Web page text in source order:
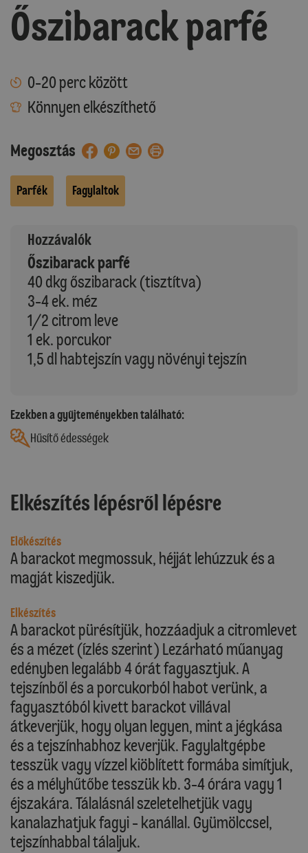
Őszibarack parfé
0-20 perc között
Könnyen elkészíthető
Megosztás
Parfék Fagylaltok
Hozzávalók
Őszibarack parfé
40 dkg őszibarack (tisztítva)
3-4 ek. méz
1/2 citrom leve
1 ek. porcukor
1,5 dl habtejszín vagy növényi tejszín
Ezekben a gyűjteményekben található:
Hűsítő édességek
Elkészítés lépésről lépésre
Előkészítés
A barackot megmossuk, héjját lehúzzuk és a
magját kiszedjük.
Elkészítés
A barackot pürésítjük, hozzáadjuk a citromlevet
és a mézet (ízlés szerint) Lezárható műanyag
edényben legalább 4 órát fagyasztjuk. A
tejszínből és a porcukorból habot verünk, a
fagyasztóból kivett barackot villával
átkeverjük, hogy olyan legyen, mint a jégkása
és a tejszínhabhoz keverjük. Fagylaltgépbe
tesszük vagy vízzel kiöblített formába simítjuk,
és a mélyhűtőbe tesszük kb. 3-4 órára vagy 1
éjszakára. Tálalásnál szeletelhetjük vagy
kanalazhatjuk fagyi - kanállal. Gyümölccsel,
tejszínhabbal tálaljuk.